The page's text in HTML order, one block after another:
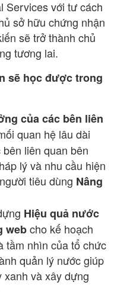
Services với tư cách
sở hữu chứng nhận
sẽ trở thành chủ
tương lai.
sẽ học được trong
của các bên liên
quan hệ lâu dài
liên quan bên
lý và nhu cầu hiện
tiêu dùng Nâng
Hiệu quả nước
webcho kế hoạch
tầm nhìn của tổ chức
quản lý nước giúp
xanh và xây dựng